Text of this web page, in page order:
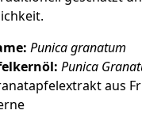
Punica granatum
Punica
aus